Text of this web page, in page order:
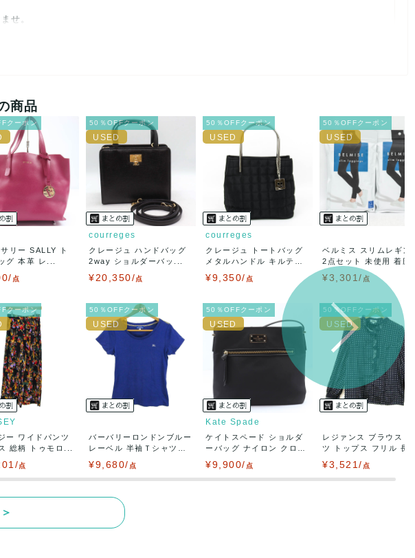
せ。
りますので、トラブルを避けるため、神経質な方や完璧な商品を求められる方は御購
したら、レビュー記載前に必ずコメント欄よりご連絡お願い致します。対応できるこ
い場合もございます。
対応致しますので、ご連絡お願い致します。
ニ払い
商品
クーポン
リー SALLY ト
グ 本革 レ...
点
50％OFFクーポン
courreges
クレージュ ハンドバッグ
2way ショルダーバッ...
¥20,350/点
50％OFFクーポン
courreges
クレージュ トートバッグ
メタルハンドル キルテ
¥9,350/ 点
50％OFFクーポン
ベルミス スリムレギン
2点セット 未使用 着圧
¥3,301/ 点
クーポン
ー ワイドパンツ
総柄 トゥモロ...
点
50％OFFクーポン
バーバリーロンドンブルー
レーベル 半袖Ｔシャツ
¥9,680/ 点
50％OFFクーポン
Kate Spade
ケイトスペード ショルダ
ーバッグ ナイロン クロ
¥9,900/ 点
50％OFFクーポン
レジァンス ブラウス
ツ トップス フリル 長
¥3,521/ 点